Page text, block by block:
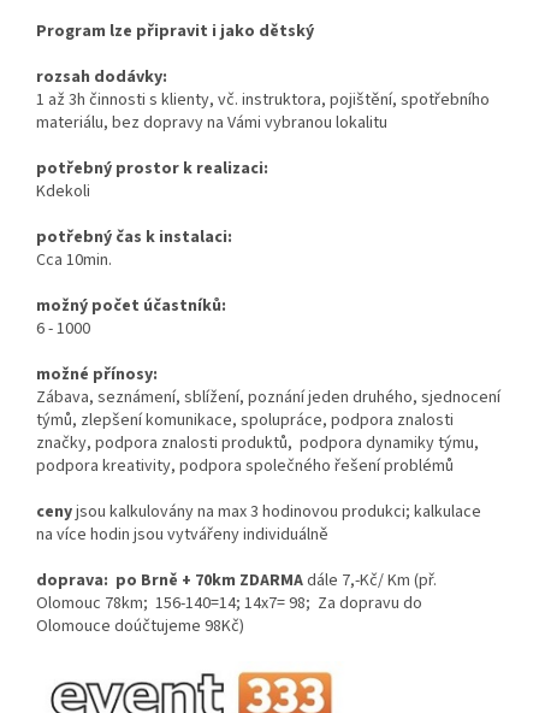
Program lze připravit i jako dětský
rozsah dodávky:
1 až 3h činnosti s klienty, vč. instruktora, pojištění, spotřebního
materiálu, bez dopravy na Vámi vybranou lokalitu
potřebný prostor k realizaci:
Kdekoli
potřebný čas k instalaci:
Cca 10min.
možný počet účastníků:
6 - 1000
možné přínosy:
Zábava, seznámení, sblížení, poznání jeden druhého, sjednocení
týmů, zlepšení komunikace, spolupráce, podpora znalosti
značky, podpora znalosti produktů, podpora dynamiky týmu,
podpora kreativity, podpora společného řešení problémů
cenyjsou kalkulovány na max 3 hodinovou produkci; kalkulace
na více hodin jsou vytvářeny individuálně
doprava: po Brně + 70km ZDARMAdále 7,-Kč/ Km (př.
Olomouc 78km; 156-140=14; 14x7= 98; Za dopravu do
Olomouce doúčtujeme 98Kč)